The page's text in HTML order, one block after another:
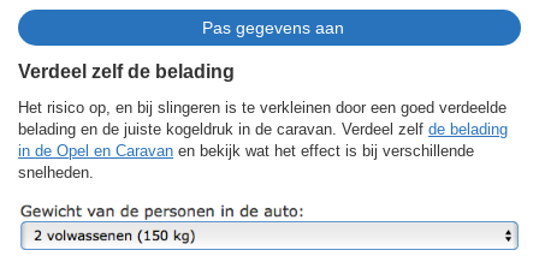
Verdeel zelf de belading
Het risico op, en bij slingeren is te verkleinen door een goed verdeelde
belading en de juiste kogeldruk in de caravan. Verdeel zelf de belading
in de Opel en Caravan en bekijk wat het effect is bij verschillende
snelheden.